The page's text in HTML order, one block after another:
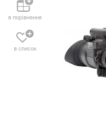
в порівняння
в список